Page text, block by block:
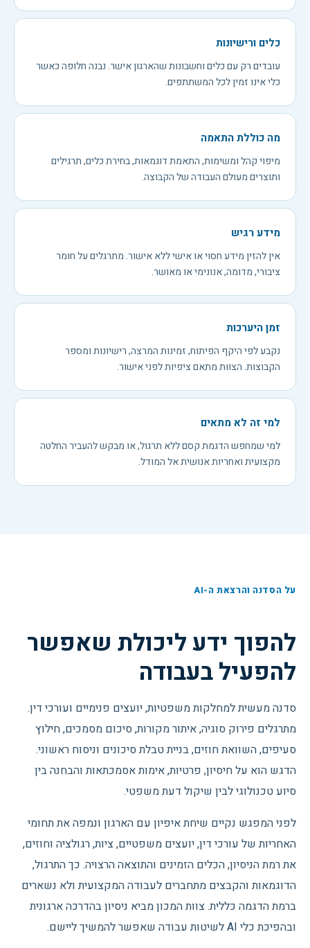
כלים ורישיונות
עובדים רק עם כלים וחשבונות שהארגון אישר. נבנה חלופה כאשר
כלי אינו זמין לכל המשתתפים.
מה כוללת התאמה
מיפוי קהל ומשימות, התאמת דוגמאות, בחירת כלים, תרגילים
ותוצרים מעולם העבודה של הקבוצה.
מידע רגיש
אין להזין מידע חסוי או אישי ללא אישור. מתרגלים על חומר
ציבורי, מדומה, אנונימי או מאושר.
זמן היערכות
נקבע לפי היקף הפיתוח, זמינות המרצה, רישיונות ומספר
הקבוצות. הצוות מתאם ציפיות לפני אישור.
למי זה לא מתאים
למי שמחפש הדגמת קסם ללא תרגול, או מבקש להעביר החלטה
מקצועית ואחריות אנושית אל המודל.
על הסדנה והרצאת ה-AI
להפוך ידע ליכולת שאפשר
להפעיל בעבודה
סדנה מעשית למחלקות משפטיות, יועצים פנימיים ועורכי דין.
מתרגלים פירוק סוגיה, איתור מקורות, סיכום מסמכים, חילוץ
סעיפים, השוואת חוזים, בניית טבלת סיכונים וניסוח ראשוני.
הדגש הוא על חיסיון, פרטיות, אימות אסמכתאות והבחנה בין
סיוע טכנולוגי לבין שיקול דעת משפטי.
לפני המפגש נקיים שיחת איפיון עם הארגון ונמפה את תחומי
האחריות של עורכי דין, יועצים משפטיים, ציות, רגולציה וחוזים,
את רמת הניסיון, הכלים הזמינים והתוצאה הרצויה. כך התרגול,
הדוגמאות והקבצים מתחברים לעבודה המקצועית ולא נשארים
ברמת הדגמה כללית. צוות המכון מביא ניסיון בהדרכה ארגונית
ובהפיכת כלי AI לשיטות עבודה שאפשר להמשיך ליישם.